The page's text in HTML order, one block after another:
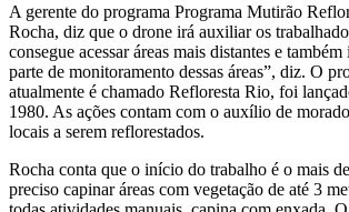
A gerente do programa Programa Mutirão
Rocha, diz que o drone irá auxiliar os
consegue acessar áreas mais distantes e
parte de monitoramento dessas áreas”, diz. O
atualmente é chamado Refloresta Rio, foi
1980. As ações contam com o auxílio de
locais a serem reflorestados.
Rocha conta que o início do trabalho é o mais
preciso capinar áreas com vegetação de até 3